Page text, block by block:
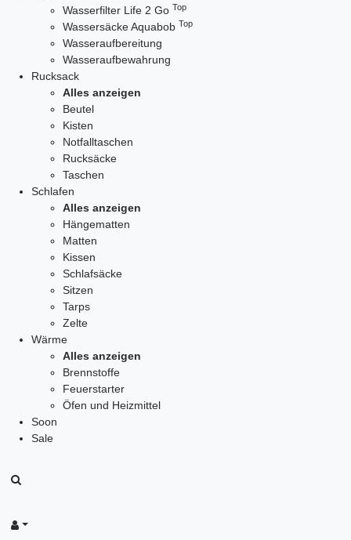
Wasserfilter Life 2 Go Top
Wassersäcke Aquabob Top
Wasseraufbereitung
Wasseraufbewahrung
Rucksack
Alles anzeigen
Beutel
Kisten
Notfalltaschen
Rucksäcke
Taschen
Schlafen
Alles anzeigen
Hängematten
Matten
Kissen
Schlafsäcke
Sitzen
Tarps
Zelte
Wärme
Alles anzeigen
Brennstoffe
Feuerstarter
Öfen und Heizmittel
Soon
Sale